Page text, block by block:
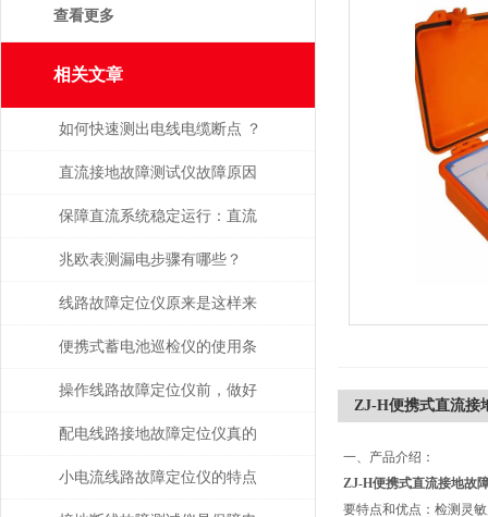
找仪
查看更多
相关文章
如何快速测出电线电缆断点 ？
直流接地故障测试仪故障原因
分析
保障直流系统稳定运行：直流
接地故障测试仪的运维应用价
值
兆欧表测漏电步骤有哪些？
线路故障定位仪原来是这样来
定位的
便携式蓄电池巡检仪的使用条
件是怎样的？
操作线路故障定位仪前，做好
攻略了吗
配电线路接地故障定位仪真的
有传说中的那么好吗？一起来
小电流线路故障定位仪的特点
ZJ-H便携式直流接
一、产品介绍：
ZJ-H便携式直流接地故
要特点和优点：检测灵